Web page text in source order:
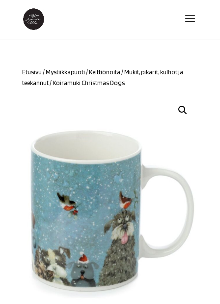
Etusivu /Mystiikkapuoti /Keittiönoita /Mukit, pikarit, kulhot ja
teekannut/ Koiramuki Christmas Dogs